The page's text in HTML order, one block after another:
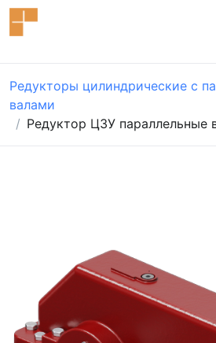
Редукторы цилиндрические с
валами
Редуктор Ц3У параллельные